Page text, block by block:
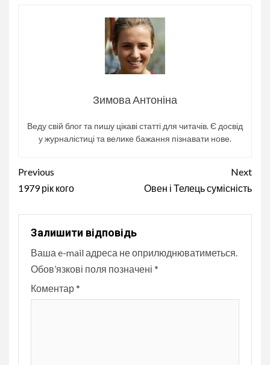
Зимова Антоніна
Веду свій блог та пишу цікаві статті для читачів. Є досвід
у журналістиці та велике бажання пізнавати нове.
Continue
Reading
Previous
1979 рік кого
Next
Овен і Телець сумісність
Залишити відповідь
Ваша e-mail адреса не оприлюднюватиметься.
Обов’язкові поля позначені *
Коментар*